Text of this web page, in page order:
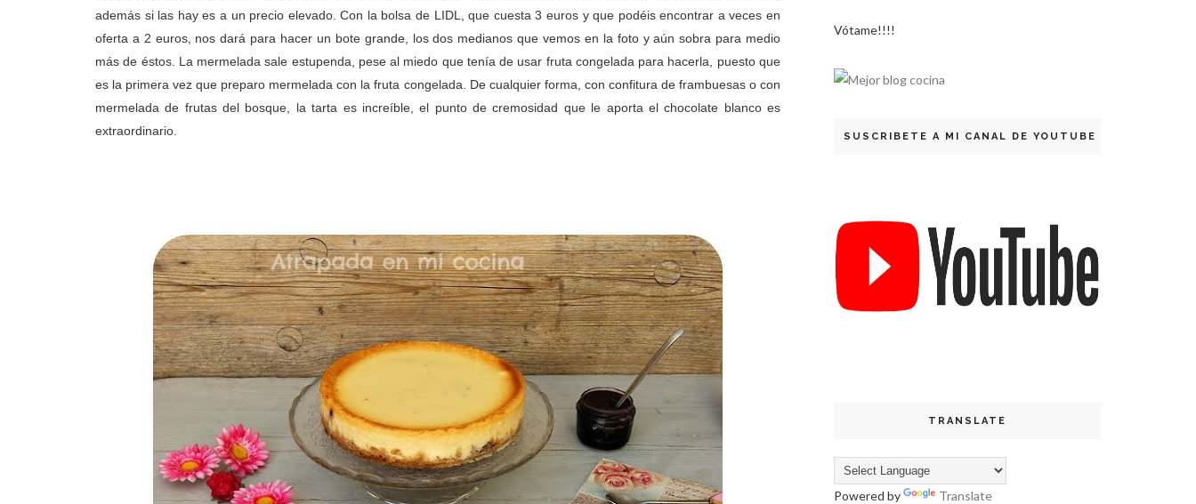
además si las hay es a un precio elevado. Con la bolsa de LIDL, que cuesta 3 euros y que podéis encontrar a veces en
oferta a 2 euros, nos dará para hacer un bote grande, los dos medianos que vemos en la foto y aún sobra para medio
más de éstos. La mermelada sale estupenda, pese al miedo que tenía de usar fruta congelada para hacerla, puesto que
es la primera vez que preparo mermelada con la fruta congelada. De cualquier forma, con confitura de frambuesas o con
mermelada de frutas del bosque, la tarta es increíble, el punto de cremosidad que le aporta el chocolate blanco es
extraordinario.
Vótame!!!!
SUSCRIBETE A MI CANAL DE YOUTUBE
TRANSLATE
Powered by Translate